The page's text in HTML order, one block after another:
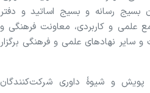
بسیج رسانه و بسیج اساتید و دفتر
علمی و کاربردی، معاونت فرهنگی و
سایر نهادهای علمی و فرهنگی برگزار
و شیوهٔ داوری شرکت‌کنندگان